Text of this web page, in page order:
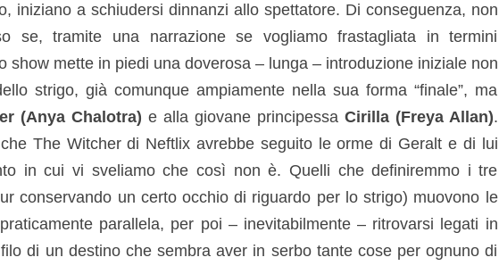
iniziano a schiudersi dinnanzi allo spettatore. Di conseguenza, non
se, tramite una narrazione se vogliamo frastagliata in termini
show mette in piedi una doverosa – lunga – introduzione iniziale non
strigo, già comunque ampiamente nella sua forma “finale”, ma
(Anya Chalotra) e alla giovane principessa Cirilla (Freya Allan).
The Witcher di Neftlix avrebbe seguito le orme di Geralt e di lui
in cui vi sveliamo che così non è. Quelli che definiremmo i tre
conservando un certo occhio di riguardo per lo strigo) muovono le
parallela, per poi – inevitabilmente – ritrovarsi legati in
di un destino che sembra aver in serbo tante cose per ognuno di